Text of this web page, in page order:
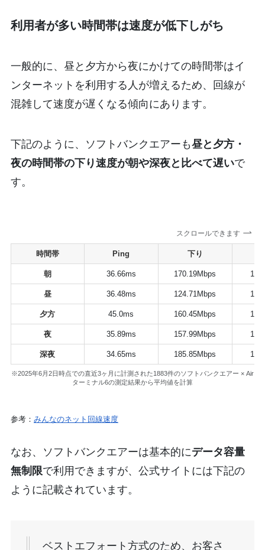
利用者が多い時間帯は速度が低下しがち
一般的に、昼と夕方から夜にかけての時間帯はイ
ンターネットを利用する人が増えるため、回線が
混雑して速度が遅くなる傾向にあります。
下記のように、ソフトバンクエアーも昼と夕方・
夜の時間帯の下り速度が朝や深夜と比べて遅いで
す。
スクロールできます
時間帯 Ping 下り
朝 36.66ms 170.19Mbps
昼 36.48ms 124.71Mbps
夕方 45.0ms 160.45Mbps
夜 35.89ms 157.99Mbps
深夜 34.65ms 185.85Mbps
※2025年6月2日時点での直近3ヶ月に計測された1883件のソフトバンクエアー × Air
ターミナル6の測定結果から平均値を計算
参考： みんなのネット回線速度
なお、ソフトバンクエアーは基本的にデータ容量
無制限で利用できますが、公式サイトには下記の
ように記載されています。
ベストエフォート方式のため、お客さ